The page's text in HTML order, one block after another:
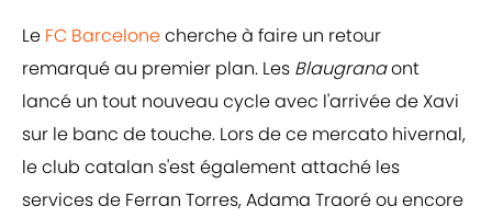
Le FC Barcelonecherche à faire un retour
remarqué au premier plan. Les Blaugranaont
lancé un tout nouveau cycle avec l'arrivée de Xavi
sur le banc de touche. Lors de ce mercato hivernal,
le club catalan s'est également attaché les
services de Ferran Torres, Adama Traoré ou encore